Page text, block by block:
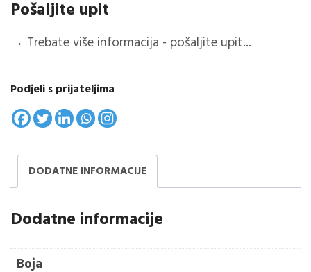
Pošaljite upit
→ Trebate više informacija - pošaljite upit...
Podjeli s prijateljima
DODATNE INFORMACIJE
Dodatne informacije
Boja